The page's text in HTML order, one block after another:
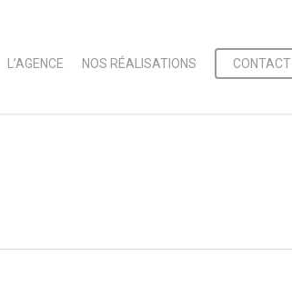
L’AGENCE NOS RÉALISATIONS CONTACT